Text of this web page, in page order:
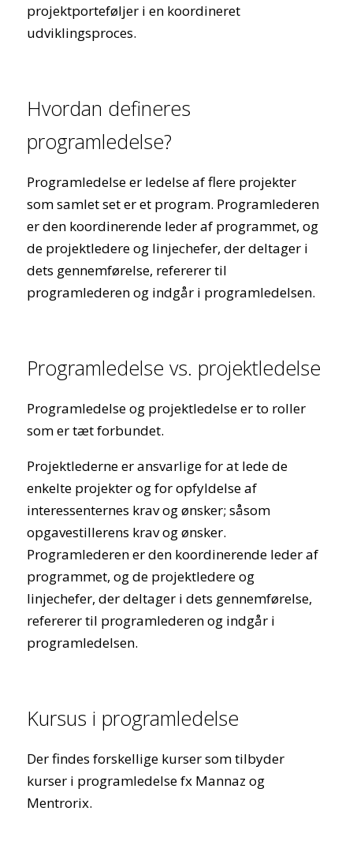
projektporteføljer i en koordineret
udviklingsproces.
Hvordan defineres
programledelse?
Programledelse er ledelse af flere projekter
som samlet set er et program. Programlederen
er den koordinerende leder af programmet, og
de projektledere og linjechefer, der deltager i
dets gennemførelse, refererer til
programlederen og indgår i programledelsen.
Programledelse vs. projektledelse
Programledelse og projektledelse er to roller
som er tæt forbundet.
Projektlederne er ansvarlige for at lede de
enkelte projekter og for opfyldelse af
interessenternes krav og ønsker; såsom
opgavestillerens krav og ønsker.
Programlederen er den koordinerende leder af
programmet, og de projektledere og
linjechefer, der deltager i dets gennemførelse,
refererer til programlederen og indgår i
programledelsen.
Kursus i programledelse
Der findes forskellige kurser som tilbyder
kurser i programledelse fx Mannaz og
Mentrorix.